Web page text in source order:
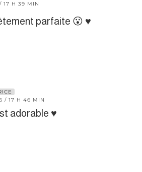
17 H 39 MIN
parfaite 😮 ♥
/ 17 H 46 MIN
adorable ♥